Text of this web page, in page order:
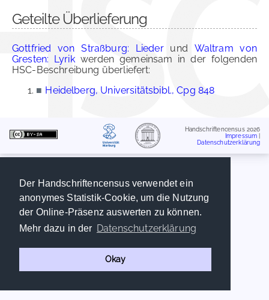
Der Handschriftencensus verwendet ein
anonymes Statistik-Cookie, um die Nutzung
der Online-Präsenz auswerten zu können.
Mehr dazu in der Datenschutzerklärung
Okay
Geteilte Überlieferung
Gottfried von Straßburg: Liederund Waltram von
Gresten: Lyrikwerden gemeinsam in der folgenden
HSC-Beschreibung überliefert:
■ Heidelberg, Universitätsbibl., Cpg 848
Handschriftencensus 2026
Impressum
Datenschutzerklärung